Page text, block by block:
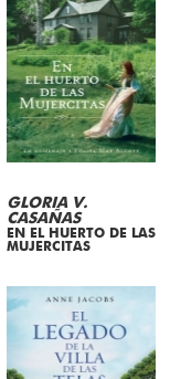
GLORIA V.
CASAÑAS
EN EL HUERTO DE LAS
MUJERCITAS